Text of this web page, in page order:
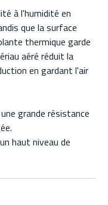
à l'humidité en
que la surface
thermique garde
aéré réduit la
en gardant l'air
grande résistance
haut niveau de